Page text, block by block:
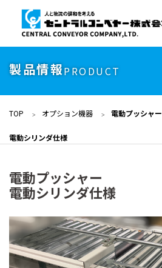
製品情報PRODUCT
TOP オプション機器 電動プッシャー
電動シリンダ仕様
電動プッシャー
電動シリンダ仕様